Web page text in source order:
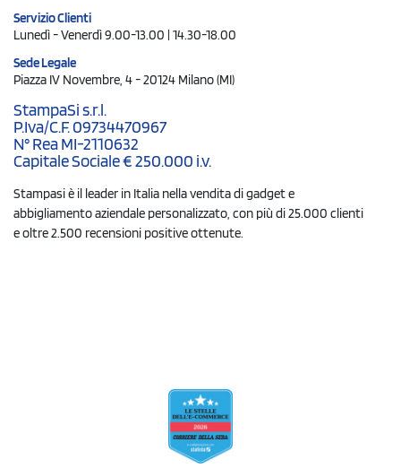
Servizio Clienti
Lunedì - Venerdì 9.00-13.00 | 14.30-18.00
Sede Legale
Piazza IV Novembre, 4 - 20124 Milano (MI)
StampaSi s.r.l.
P.Iva/C.F. 09734470967
N° Rea MI-2110632
Capitale Sociale € 250.000 i.v.
Stampasi è il leader in Italia nella vendita di gadget e
abbigliamento aziendale personalizzato, con più di 25.000 clienti
e oltre 2.500 recensioni positive ottenute.